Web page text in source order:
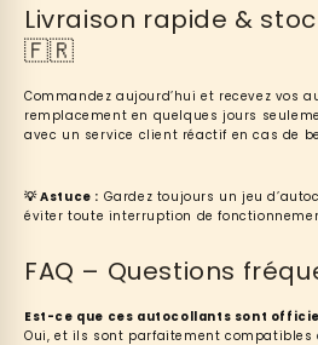
Livraison rapide &
🇫🇷
Commandez aujourd’hui et recevez vos
remplacement en quelques jours
avec un service client réactif en cas de
💡 Astuce : Gardez toujours un jeu
éviter toute interruption de
FAQ – Questions
Est-ce que ces autocollants sont
Oui, et ils sont parfaitement compatibles